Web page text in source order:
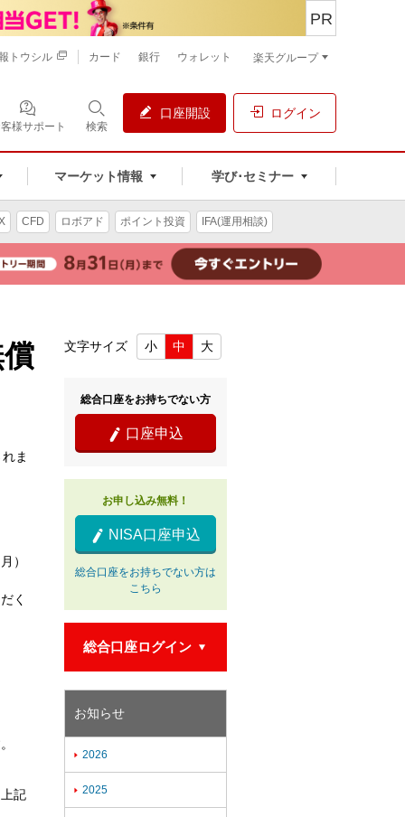
様サポート 検索
口座開設 ログイン
マーケット情報 学び･セミナー
PR
トウシル カード 銀行 ウォレット 楽天グループ
CFD ロボアド ポイント投資 IFA(運用相談)
ま
）
く
記
文字サイズ 小 中 大
総合口座をお持ちでない方
 口座申込
お申し込み無料！
 NISA口座申込
総合口座をお持ちでない方は
こちら
総合口座ログイン
お知らせ
 2026
 2025